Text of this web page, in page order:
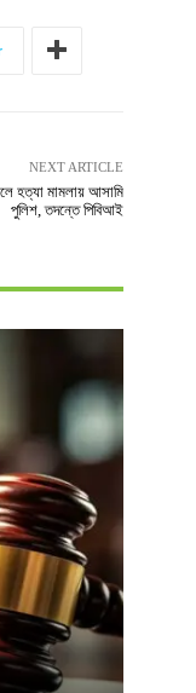
NEXT ARTICLE
হত্যা মামলায় আসামি
পুলিশ, তদন্তে পিবিআই